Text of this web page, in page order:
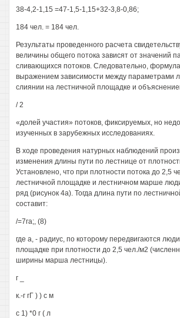
38-4,2-1,15 =47-1,5-1,15+32-3,8-0,86;
184 чел. = 184 чел.
Результаты проведенного расчета
величины общего потока зависят от значений
сливающихся потоков. Следовательно,
выражением зависимости между параметрами
слиянии на лестничной площадке и
/ 2
«долей участия» потоков, фиксируемых, но
изученных в зарубежных исследованиях.
В ходе проведения натурных наблюдений
изменения длины пути по лестнице от
Установлено, что при плотности потока до 2,5
лестничной площадке и лестничном марше
ряд (рисунок 4а). Тогда длина пути по
составит:
/=7га;, (8)
где а, - радиус, по которому передвигаются
площадке при плотности до 2,5 чел./м2
ширины марша лестницы).
г _
к.-г гГ ) ) с м
с 1) *0 г ( л